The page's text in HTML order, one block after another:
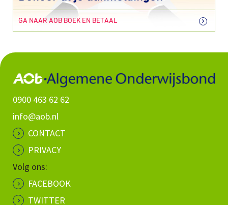
GA NAAR AOB BOEK EN BETAAL
0900 463 62 62
info@aob.nl
CONTACT
PRIVACY
Volg ons:
FACEBOOK
TWITTER